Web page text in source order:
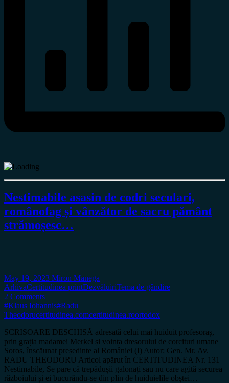
Nestimabile asasin de codri seculari,
românofag și vânzător de sacru pământ
strămoșesc…
May 19, 2023 Miron Manega
ArhivaCertitudinea printDezvăluiriTema de gândire
2 Comments
#Klaus Iohannis#Radu
Theodorucertitudinea.comcertitudinea.roortodox
SCRISOARE DESCHISĂ adresată celui mai huiduit profesoraș,
prin grația madamei Merkel și voința dresorului de corcituri umane
Soros, înscăunat președinte al României (I) Autor: Gen. Mr. Av.
RADU THEODORU Articol apărut în CERTITUDINEA Nr. 131
Nestimabile, Se pare că trepădușii galonați sau nu care agită securea
războiului și ei bucurându-se din plin de huiduielile obștei…